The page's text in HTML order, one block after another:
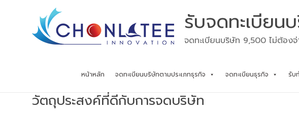
รับจดทะเบีย
จดทะเบียนบริษัท 9,500 ไม่ต้อง
หน้าหลัก จดทะเบียนบริษัทตามประเภทธุรกิจ จดทะเบียนธุรกิจ รับ
วัตถุประสงค์ที่ดีกับการจดบริษัท